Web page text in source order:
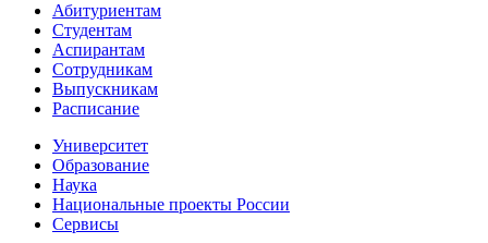
Абитуриентам
Студентам
Аспирантам
Сотрудникам
Выпускникам
Расписание
Университет
Образование
Наука
Национальные проекты России
Сервисы